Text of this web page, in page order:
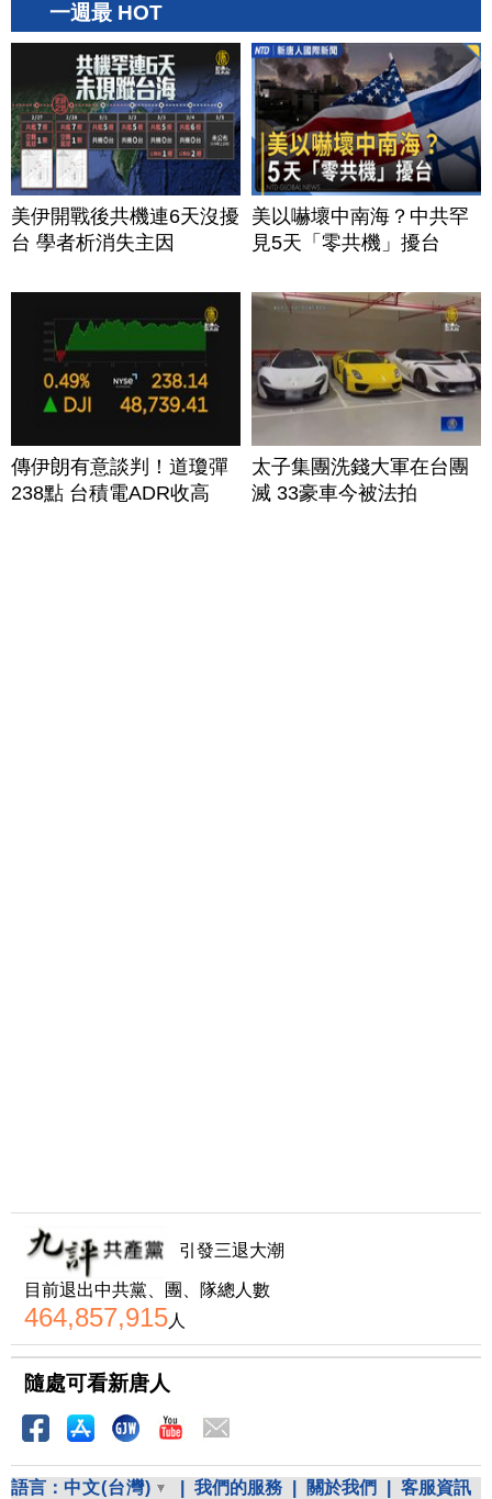
一週最 HOT
美伊開戰後共機連6天沒擾
台 學者析消失主因
美以嚇壞中南海？中共罕
見5天「零共機」擾台
傳伊朗有意談判！道瓊彈
238點 台積電ADR收高
太子集團洗錢大軍在台團
滅 33豪車今被法拍
引發三退大潮
目前退出中共黨、團、隊總人數
464,857,915人
隨處可看新唐人
語言： 中文(台灣) 我們的服務 關於我們 客服資訊